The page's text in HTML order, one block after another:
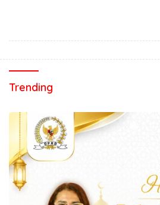
Trending